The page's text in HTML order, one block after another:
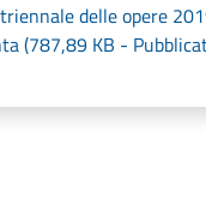
delle opere
(787,89 KB -